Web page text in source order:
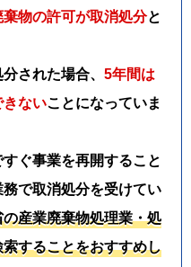
棄物の許可が取消処分と
された場合、 5年間は
きないことになっていま
ぐ事業を再開すること
で取消処分を受けてい
の産業廃棄物処理業・処
することをおすすめし